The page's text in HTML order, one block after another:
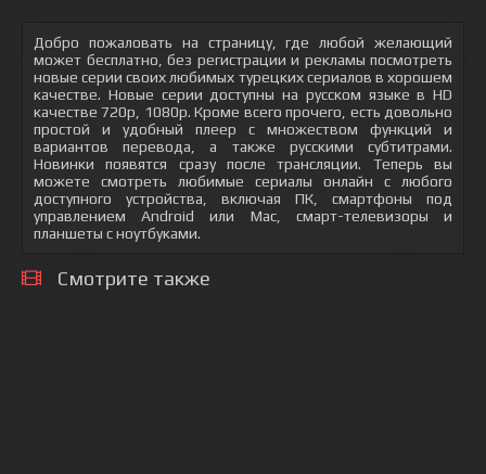
Добро пожаловать на страницу, где любой желающий
может бесплатно, без регистрации и рекламы посмотреть
новые серии своих любимых турецких сериалов в хорошем
качестве. Новые серии доступны на русском языке в HD
качестве 720p, 1080p. Кроме всего прочего, есть довольно
простой и удобный плеер с множеством функций и
вариантов перевода, а также русскими субтитрами.
Новинки появятся сразу после трансляции. Теперь вы
можете смотреть любимые сериалы онлайн с любого
доступного устройства, включая ПК, смартфоны под
управлением Android или Mac, смарт-телевизоры и
планшеты с ноутбуками.
Смотрите также